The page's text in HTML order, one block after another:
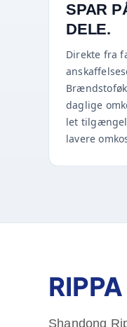
SPAR
DELE.
Direkte fra
daglige
let
lavere
Shandong